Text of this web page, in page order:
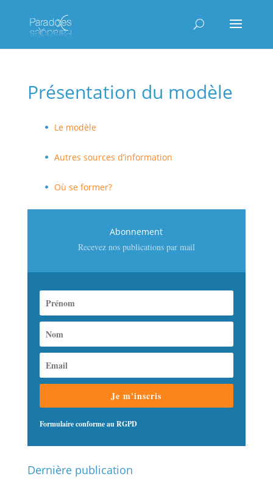
Présentation du modèle
Le modèle
Autres sources d’information
Où se former?
Abonnement
Recevez nos publications par mail
Je m'inscris
Formulaire conforme au RGPD
Dernière publication